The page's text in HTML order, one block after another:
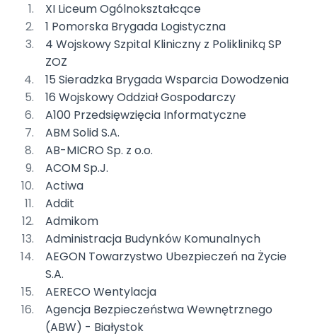
XI Liceum Ogólnokształcące
1 Pomorska Brygada Logistyczna
4 Wojskowy Szpital Kliniczny z Polikliniką SP
ZOZ
15 Sieradzka Brygada Wsparcia Dowodzenia
16 Wojskowy Oddział Gospodarczy
A100 Przedsięwzięcia Informatyczne
ABM Solid S.A.
AB-MICRO Sp. z o.o.
ACOM Sp.J.
Actiwa
Addit
Admikom
Administracja Budynków Komunalnych
AEGON Towarzystwo Ubezpieczeń na Życie
S.A.
AERECO Wentylacja
Agencja Bezpieczeństwa Wewnętrznego
(ABW) - Białystok